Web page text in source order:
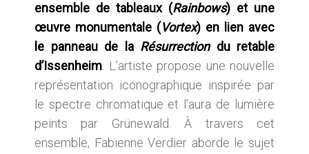
ensemble de tableaux (Rainbows) et une
œuvre monumentale (Vortex) en lien avec
le panneau de la Résurrectiondu retable
d’Issenheim . L’artiste propose une nouvelle
représentation iconographique inspirée par
le spectre chromatique et l’aura de lumière
peints par Grünewald. À travers cet
ensemble, Fabienne Verdier aborde le sujet